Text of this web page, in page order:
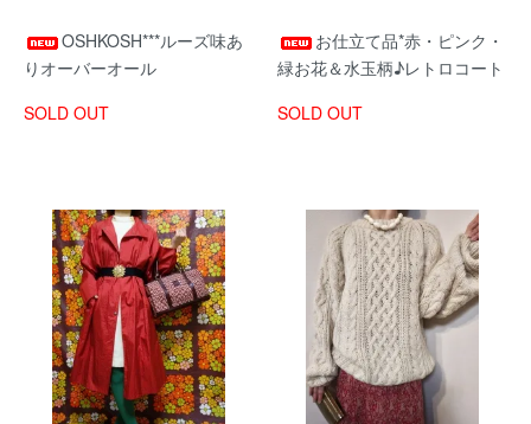
OSHKOSH***ルーズ味あ
りオーバーオール
SOLD OUT
お仕立て品*赤・ピンク・
緑お花＆水玉柄♪レトロコート
SOLD OUT